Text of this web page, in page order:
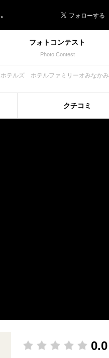
フォトコンテスト
Photo Contest
テルズ ホテルファミリーオみなかみ
クチコミ
0.0